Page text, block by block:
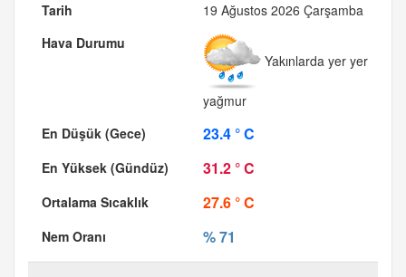
19 Ağustos 2026 Çarşamba
Yakınlarda yer yer
yağmur
23.4 ° C
31.2 ° C
27.6 ° C
% 71